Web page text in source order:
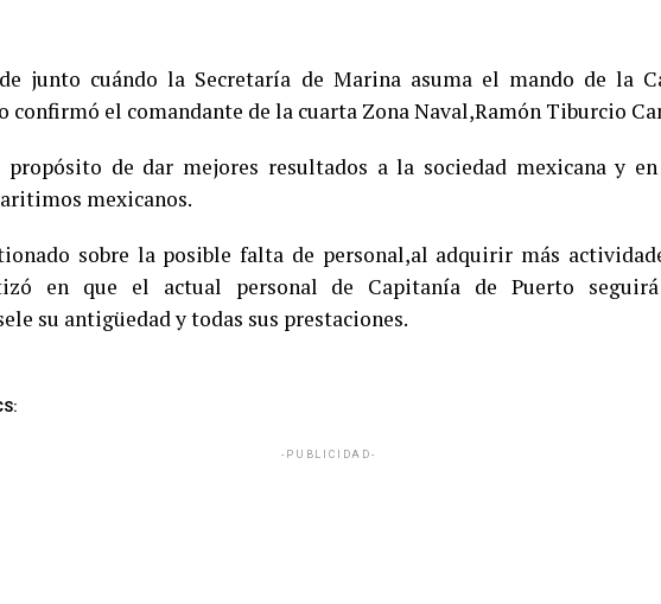
junto cuándo la Secretaría de Marina asuma el mando de la
confirmó el comandante de la cuarta Zona Naval,Ramón Tiburcio
propósito de dar mejores resultados a la sociedad mexicana y
mexicanos.
sobre la posible falta de personal,al adquirir más
en que el actual personal de Capitanía de Puerto seguirá
su antigüedad y todas sus prestaciones.
-PUBLICIDAD-